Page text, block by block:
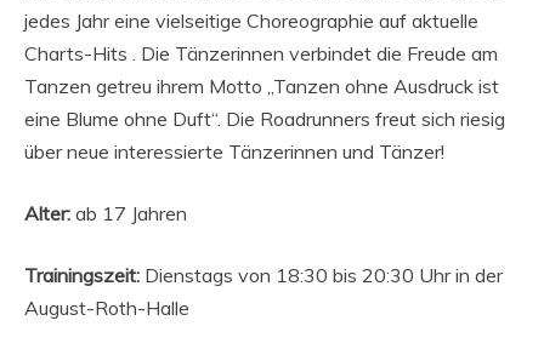
jedes Jahr eine vielseitige Choreographie auf aktuelle
Charts-Hits . Die Tänzerinnen verbindet die Freude am
Tanzen getreu ihrem Motto „Tanzen ohne Ausdruck ist
eine Blume ohne Duft“. Die Roadrunners freut sich riesig
über neue interessierte Tänzerinnen und Tänzer!
Alter: ab 17 Jahren
Trainingszeit: Dienstags von 18:30 bis 20:30 Uhr in der
August-Roth-Halle